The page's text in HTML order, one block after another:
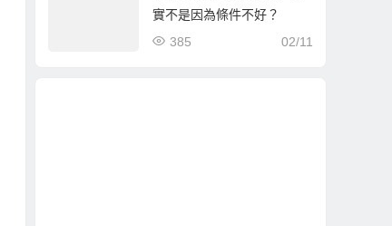
實不是因為條件不好？
02/11
385